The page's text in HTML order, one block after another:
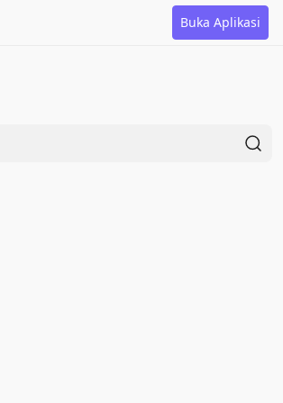
Buka Aplikasi